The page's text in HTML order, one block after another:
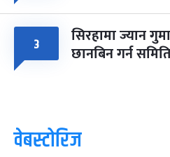
३ सिरहामा ज्यान
छानबिन गर्न
वेबस्टोरिज